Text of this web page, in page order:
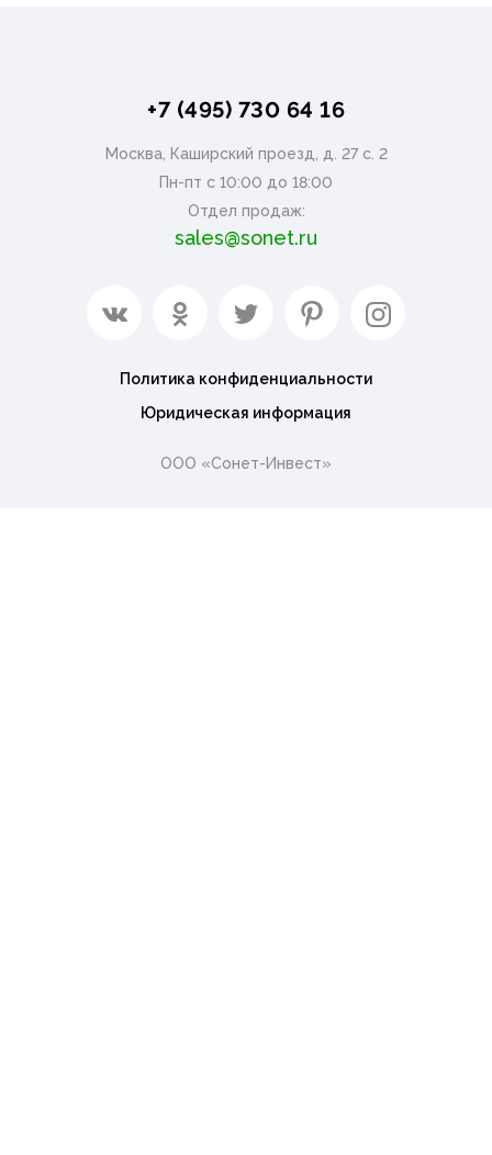
+7 (495) 730 64 16
Москва, Каширский проезд, д. 27 с. 2
Пн-пт с 10:00 до 18:00
Отдел продаж:
sales@sonet.ru
Политика конфиденциальности
Юридическая информация
ООО «Сонет-Инвест»